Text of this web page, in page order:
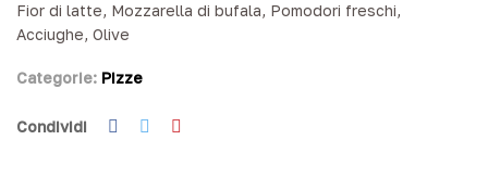
Fior di latte, Mozzarella di bufala, Pomodori freschi,
Acciughe, Olive
Categorie: Pizze
Condividi